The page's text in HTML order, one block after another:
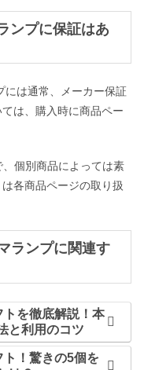
ンプに保証はあ
には通常、メーカー保証
は、購入時に商品ペー
、個別商品によっては素
各商品ページの取り扱
ランプに関連す
を徹底解説！本
と利用のコツ
！驚きの5個を